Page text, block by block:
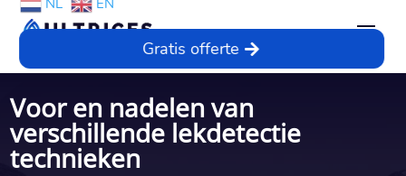
NL EN
Gratis offerte
Voor en nadelen van
verschillende lekdetectie
technieken